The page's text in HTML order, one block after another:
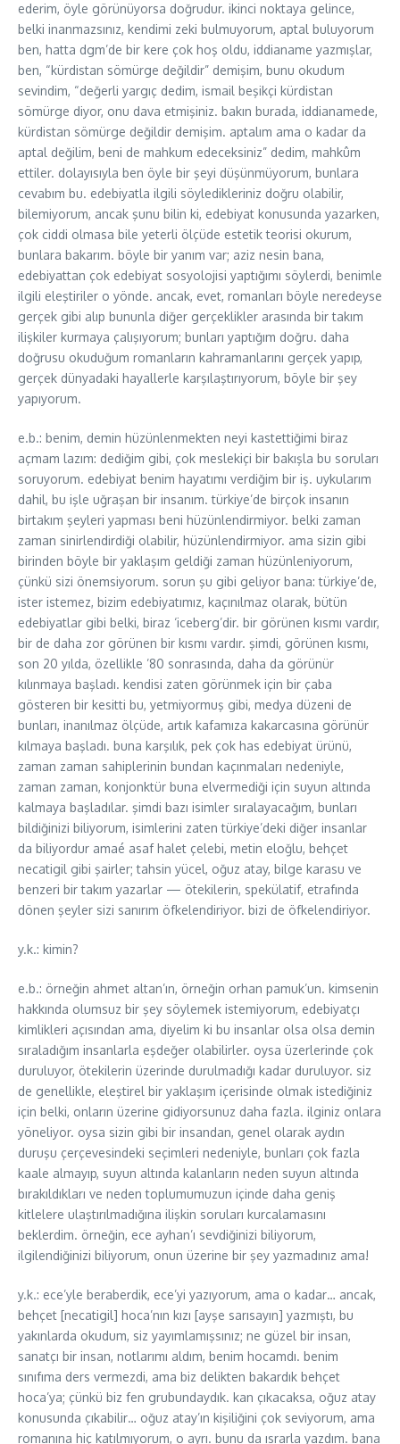
ederim, öyle görünüyorsa doğrudur. ikinci noktaya gelince,
belki inanmazsınız, kendimi zeki bulmuyorum, aptal buluyorum
ben, hatta dgm’de bir kere çok hoş oldu, iddianame yazmışlar,
ben, “kürdistan sömürge değildir” demişim, bunu okudum
sevindim, “değerli yargıç dedim, ismail beşikçi kürdistan
sömürge diyor, onu dava etmişiniz. bakın burada, iddianamede,
kürdistan sömürge değildir demişim. aptalım ama o kadar da
aptal değilim, beni de mahkum edeceksiniz” dedim, mahkûm
ettiler. dolayısıyla ben öyle bir şeyi düşünmüyorum, bunlara
cevabım bu. edebiyatla ilgili söyledikleriniz doğru olabilir,
bilemiyorum, ancak şunu bilin ki, edebiyat konusunda yazarken,
çok ciddi olmasa bile yeterli ölçüde estetik teorisi okurum,
bunlara bakarım. böyle bir yanım var; aziz nesin bana,
edebiyattan çok edebiyat sosyolojisi yaptığımı söylerdi, benimle
ilgili eleştiriler o yönde. ancak, evet, romanları böyle neredeyse
gerçek gibi alıp bununla diğer gerçeklikler arasında bir takım
ilişkiler kurmaya çalışıyorum; bunları yaptığım doğru. daha
doğrusu okuduğum romanların kahramanlarını gerçek yapıp,
gerçek dünyadaki hayallerle karşılaştırıyorum, böyle bir şey
yapıyorum.
e.b.: benim, demin hüzünlenmekten neyi kastettiğimi biraz
açmam lazım: dediğim gibi, çok meslekiçi bir bakışla bu soruları
soruyorum. edebiyat benim hayatımı verdiğim bir iş. uykularım
dahil, bu işle uğraşan bir insanım. türkiye’de birçok insanın
birtakım şeyleri yapması beni hüzünlendirmiyor. belki zaman
zaman sinirlendirdiği olabilir, hüzünlendirmiyor. ama sizin gibi
birinden böyle bir yaklaşım geldiği zaman hüzünleniyorum,
çünkü sizi önemsiyorum. sorun şu gibi geliyor bana: türkiye’de,
ister istemez, bizim edebiyatımız, kaçınılmaz olarak, bütün
edebiyatlar gibi belki, biraz ‘iceberg’dir. bir görünen kısmı vardır,
bir de daha zor görünen bir kısmı vardır. şimdi, görünen kısmı,
son 20 yılda, özellikle ’80 sonrasında, daha da görünür
kılınmaya başladı. kendisi zaten görünmek için bir çaba
gösteren bir kesitti bu, yetmiyormuş gibi, medya düzeni de
bunları, inanılmaz ölçüde, artık kafamıza kakarcasına görünür
kılmaya başladı. buna karşılık, pek çok has edebiyat ürünü,
zaman zaman sahiplerinin bundan kaçınmaları nedeniyle,
zaman zaman, konjonktür buna elvermediği için suyun altında
kalmaya başladılar. şimdi bazı isimler sıralayacağım, bunları
bildiğinizi biliyorum, isimlerini zaten türkiye’deki diğer insanlar
da biliyordur amaé asaf halet çelebi, metin eloğlu, behçet
necatigil gibi şairler; tahsin yücel, oğuz atay, bilge karasu ve
benzeri bir takım yazarlar — ötekilerin, spekülatif, etrafında
dönen şeyler sizi sanırım öfkelendiriyor. bizi de öfkelendiriyor.
y.k.: kimin?
e.b.: örneğin ahmet altan’ın, örneğin orhan pamuk’un. kimsenin
hakkında olumsuz bir şey söylemek istemiyorum, edebiyatçı
kimlikleri açısından ama, diyelim ki bu insanlar olsa olsa demin
sıraladığım insanlarla eşdeğer olabilirler. oysa üzerlerinde çok
duruluyor, ötekilerin üzerinde durulmadığı kadar duruluyor. siz
de genellikle, eleştirel bir yaklaşım içerisinde olmak istediğiniz
için belki, onların üzerine gidiyorsunuz daha fazla. ilginiz onlara
yöneliyor. oysa sizin gibi bir insandan, genel olarak aydın
duruşu çerçevesindeki seçimleri nedeniyle, bunları çok fazla
kaale almayıp, suyun altında kalanların neden suyun altında
bırakıldıkları ve neden toplumumuzun içinde daha geniş
kitlelere ulaştırılmadığına ilişkin soruları kurcalamasını
beklerdim. örneğin, ece ayhan’ı sevdiğinizi biliyorum,
ilgilendiğinizi biliyorum, onun üzerine bir şey yazmadınız ama!
y.k.: ece’yle beraberdik, ece’yi yazıyorum, ama o kadar… ancak,
behçet [necatigil] hoca’nın kızı [ayşe sarısayın] yazmıştı, bu
yakınlarda okudum, siz yayımlamışsınız; ne güzel bir insan,
sanatçı bir insan, notlarımı aldım, benim hocamdı. benim
sınıfıma ders vermezdi, ama biz delikten bakardık behçet
hoca’ya; çünkü biz fen grubundaydık. kan çıkacaksa, oğuz atay
konusunda çıkabilir… oğuz atay’ın kişiliğini çok seviyorum, ama
romanına hiç katılmıyorum, o ayrı. bunu da ısrarla yazdım. bana